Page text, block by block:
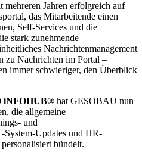
Jahren erfolgreich auf
das Mitarbeitende einen
Self-Services und die
stark zunehmende
Nachrichtenmanagement
zu Nachrichten im Portal –
immer schwieriger, den Überblick
iNFOHUB® hat GESOBAU nun
die allgemeine
und
System-Updates und HR-
bündelt.